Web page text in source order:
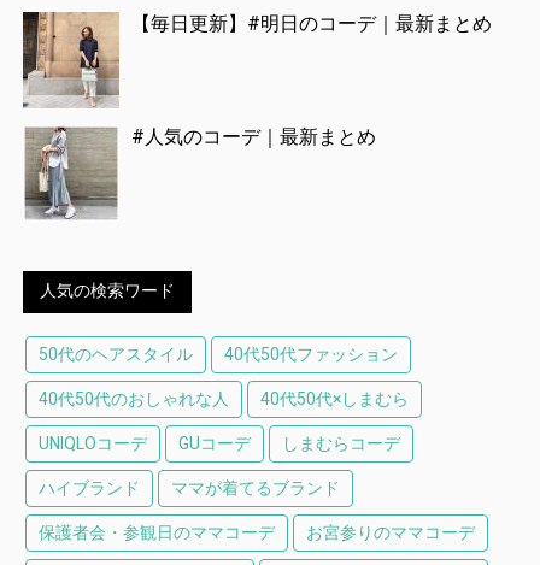
【毎日更新】#明日のコーデ｜最新まとめ
#人気のコーデ｜最新まとめ
人気の検索ワード
50代のヘアスタイル 40代50代ファッション
40代50代のおしゃれな人 40代50代×しまむら
UNIQLOコーデ GUコーデ しまむらコーデ
ハイブランド ママが着てるブランド
保護者会・参観日のママコーデ お宮参りのママコーデ